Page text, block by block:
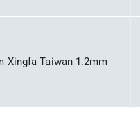
Xingfa Taiwan 1.2mm